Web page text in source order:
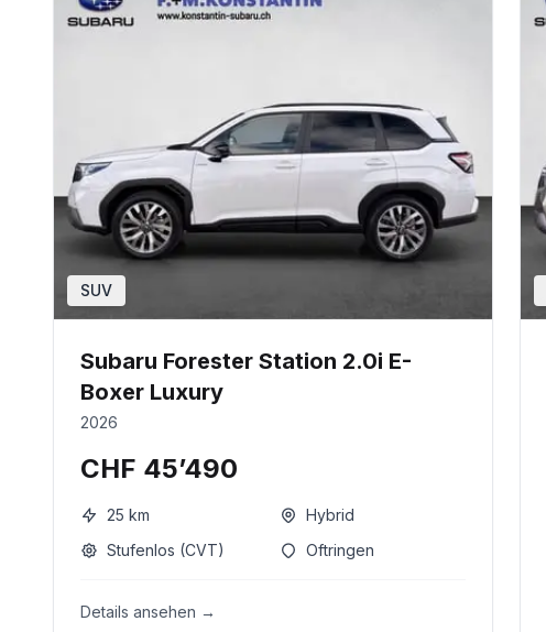
SUV
Subaru Forester Station 2.0i E-
Boxer Luxury
2026
CHF 45’490
25 km
Hybrid
Stufenlos (CVT)
Oftringen
Details ansehen →